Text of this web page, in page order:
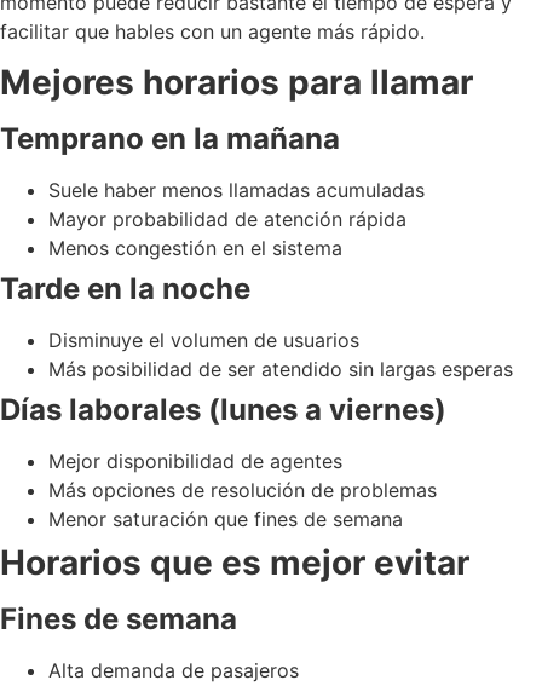
facilitar que hables con un agente más rápido.
Mejores horarios para llamar
Temprano en la mañana
Suele haber menos llamadas acumuladas
Mayor probabilidad de atención rápida
Menos congestión en el sistema
Tarde en la noche
Disminuye el volumen de usuarios
Más posibilidad de ser atendido sin largas esperas
Días laborales (lunes a viernes)
Mejor disponibilidad de agentes
Más opciones de resolución de problemas
Menor saturación que fines de semana
Horarios que es mejor evitar
Fines de semana
Alta demanda de pasajeros